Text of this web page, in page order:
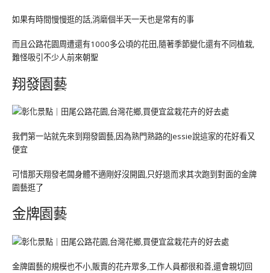
如果有時間慢慢逛的話,消磨個半天一天也是常有的事
而且公路花園周遭還有1000多公頃的花田,隨著季節變化還有不同植栽,
難怪吸引不少人前來朝聖
翔發園藝
我們第一站就先來到翔發園藝,因為熟門熟路的Jessie說這家的花好看又
便宜
可惜那天翔發老闆身體不適剛好沒開園,只好退而求其次跑到對面的金牌
園藝逛了
金牌園藝
金牌園藝的規模也不小,販賣的花卉眾多,工作人員都很和善,還會親切回